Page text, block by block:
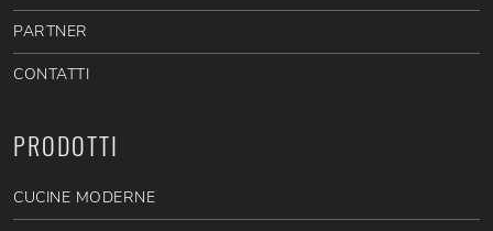
PARTNER
CONTATTI
PRODOTTI
CUCINE MODERNE